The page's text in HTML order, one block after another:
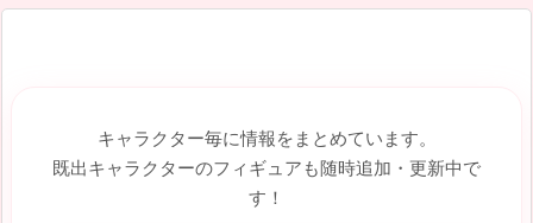
キャラクター毎に情報をまとめています。
既出キャラクターのフィギュアも随時追加・更新中で
す！